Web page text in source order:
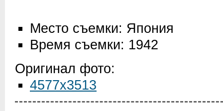
Место съемки: Япония
Время съемки: 1942
Оригинал фото:
4577x3513